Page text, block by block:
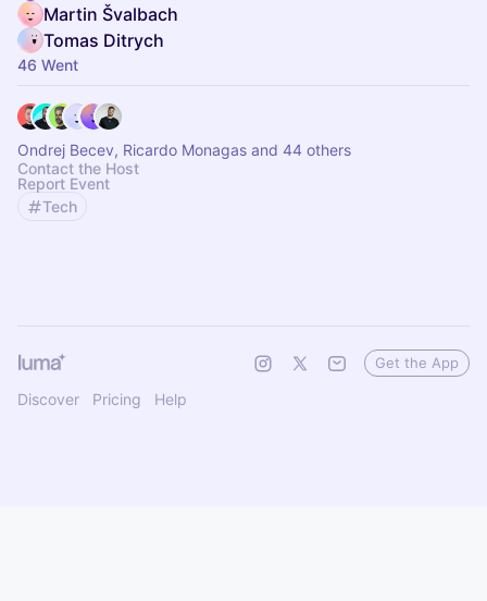
Martin Švalbach
Tomas Ditrych
46 Went
Ondrej Becev, Ricardo Monagas and 44 others
Contact the Host
Report Event
Tech
Discover Pricing Help
Get the App